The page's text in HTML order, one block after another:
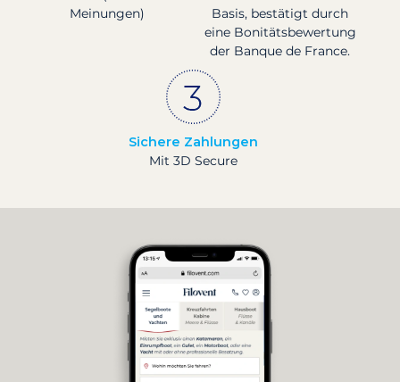
Meinungen)
Basis, bestätigt durch
eine Bonitätsbewertung
der Banque de France.
Sichere Zahlungen
Mit 3D Secure